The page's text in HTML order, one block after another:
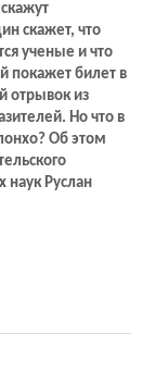
скажет, что
ученые и что
покажет билет в
отрывок из
Но что в
Об этом
наук Руслан